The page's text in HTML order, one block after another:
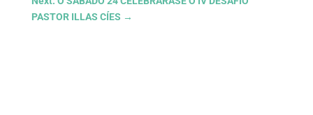
PASTOR ILLAS CÍES →